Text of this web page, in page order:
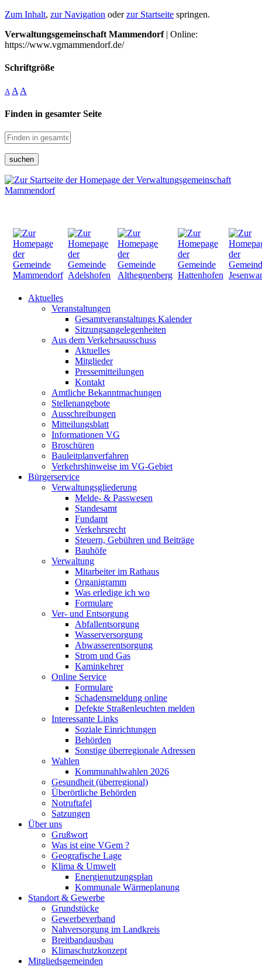
Zum Inhalt, zur Navigation oderzur Startseite springen.
Verwaltungsgemeinschaft Mammendorf| Online:
https://www.vgmammendorf.de/
Schriftgröße
A A A
Finden in gesamter Seite
suchen
Aktuelles
Veranstaltungen
Gesamtveranstaltungs Kalender
Sitzungsangelegenheiten
Aus dem Verkehrsausschuss
Aktuelles
Mitglieder
Pressemitteilungen
Kontakt
Amtliche Bekanntmachungen
Stellenangebote
Ausschreibungen
Mitteilungsblatt
Informationen VG
Broschüren
Bauleitplanverfahren
Verkehrshinweise im VG-Gebiet
Bürgerservice
Verwaltungsgliederung
Melde- & Passwesen
Standesamt
Fundamt
Verkehrsrecht
Steuern, Gebühren und Beiträge
Bauhöfe
Verwaltung
Mitarbeiter im Rathaus
Organigramm
Was erledige ich wo
Formulare
Ver- und Entsorgung
Abfallentsorgung
Wasserversorgung
Abwasserentsorgung
Strom und Gas
Kaminkehrer
Online Service
Formulare
Schadensmeldung online
Defekte Straßenleuchten melden
Interessante Links
Soziale Einrichtungen
Behörden
Sonstige überregionale Adressen
Wahlen
Kommunahlwahlen 2026
Gesundheit (überregional)
Überörtliche Behörden
Notruftafel
Satzungen
Über uns
Grußwort
Was ist eine VGem ?
Geografische Lage
Klima & Umwelt
Energienutzungsplan
Kommunale Wärmeplanung
Standort & Gewerbe
Grundstücke
Gewerbeverband
Nahversorgung im Landkreis
Breitbandausbau
Klimaschutzkonzept
Mitgliedsgemeinden